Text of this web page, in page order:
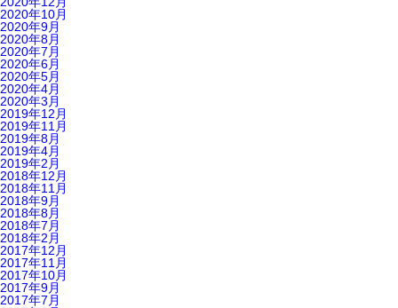
2020年10月
2020年9月
2020年8月
2020年7月
2020年6月
2020年5月
2020年4月
2020年3月
2019年12月
2019年11月
2019年8月
2019年4月
2019年2月
2018年12月
2018年11月
2018年9月
2018年8月
2018年7月
2018年2月
2017年12月
2017年11月
2017年10月
2017年9月
2017年7月